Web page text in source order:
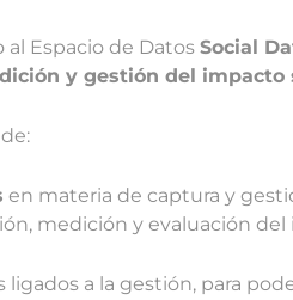
al Espacio de Datos Social
y gestión del impacto
en materia de captura y
medición y evaluación del
ligados a la gestión, para